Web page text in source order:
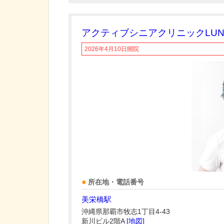
アクティブシニアクリニック
2026年4月10日開院
所在地・電話番号
美栄橋駅
沖縄県那覇市牧志1丁目4-43
新川ビル2階A [地図]